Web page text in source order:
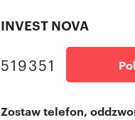
INVEST NOVA
519351
Zostaw telefon,